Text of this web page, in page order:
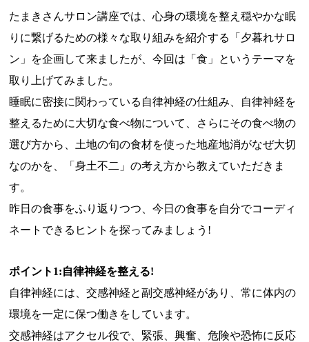
たまきさんサロン講座では、心身の環境を整え穏やかな眠
りに繋げるための様々な取り組みを紹介する「夕暮れサロ
ン」を企画して来ましたが、今回は「食」というテーマを
取り上げてみました。
睡眠に密接に関わっている自律神経の仕組み、自律神経を
整えるために大切な食べ物について、さらにその食べ物の
選び方から、土地の旬の食材を使った地産地消がなぜ大切
なのかを、「身土不二」の考え方から教えていただきま
す。
昨日の食事をふり返りつつ、今日の食事を自分でコーディ
ネートできるヒントを探ってみましょう!
ポイント1:自律神経を整える!
自律神経には、交感神経と副交感神経があり、常に体内の
環境を一定に保つ働きをしています。
交感神経はアクセル役で、緊張、興奮、危険や恐怖に反応